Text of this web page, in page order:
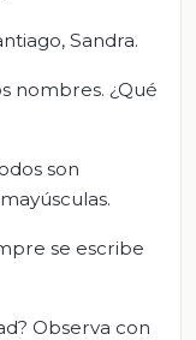
Sandra.
nombres. ¿Qué
son
se escribe
Observa con